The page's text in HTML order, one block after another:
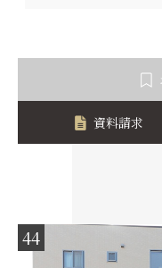
資料請求
44